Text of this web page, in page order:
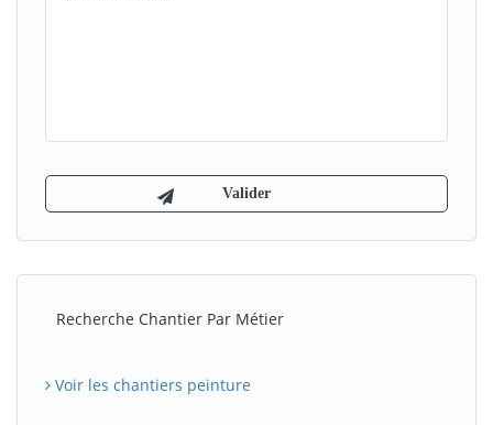
Recherche Chantier Par Métier
Voir les chantiers peinture